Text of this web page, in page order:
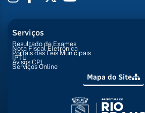
Serviços
Resultado de Exames
Nota Fiscal Eletrônica
Portais das Leis Municipais
IPTU
Avisos CPL
Serviços Online
Mapa do Site